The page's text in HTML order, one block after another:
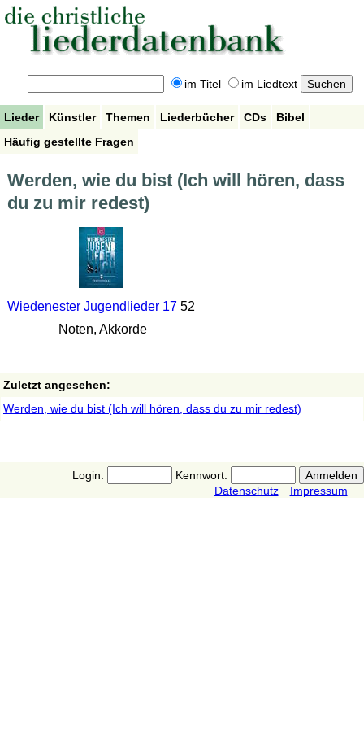
im Titel im Liedtext
Lieder Künstler Themen Liederbücher CDs
Bibel
Häufig gestellte Fragen
Werden, wie du bist (Ich will hören, dass
du zu mir redest)
Wiedenester Jugendlieder 1752
Noten, Akkorde
Zuletzt angesehen:
Werden, wie du bist (Ich will hören, dass du zu mir redest)
Login:
Kennwort:
Datenschutz
Impressum